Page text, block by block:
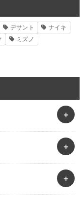
デサント
ナイキ
ミズノ